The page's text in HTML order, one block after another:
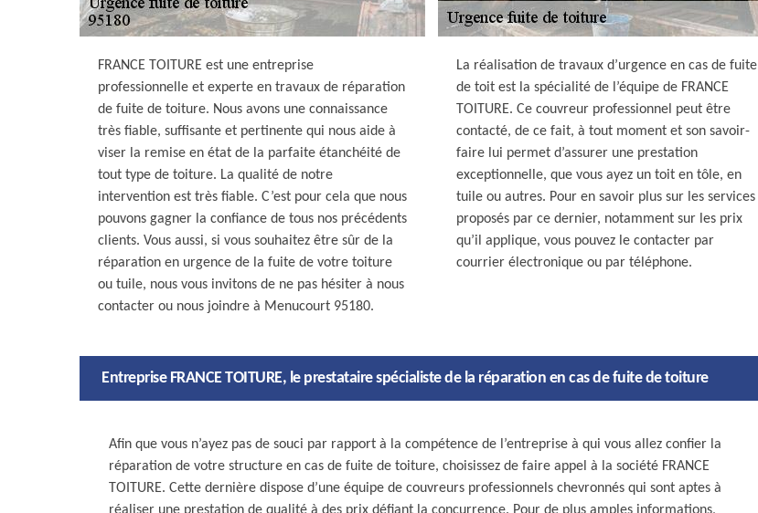
FRANCE TOITURE est une entreprise
professionnelle et experte en travaux de réparation
de fuite de toiture. Nous avons une connaissance
très fiable, suffisante et pertinente qui nous aide à
viser la remise en état de la parfaite étanchéité de
tout type de toiture. La qualité de notre
intervention est très fiable. C’est pour cela que nous
pouvons gagner la confiance de tous nos précédents
clients. Vous aussi, si vous souhaitez être sûr de la
réparation en urgence de la fuite de votre toiture
ou tuile, nous vous invitons de ne pas hésiter à nous
contacter ou nous joindre à Menucourt 95180.
La réalisation de travaux d’urgence en cas de fuite
de toit est la spécialité de l’équipe de FRANCE
TOITURE. Ce couvreur professionnel peut être
contacté, de ce fait, à tout moment et son savoir-
faire lui permet d’assurer une prestation
exceptionnelle, que vous ayez un toit en tôle, en
tuile ou autres. Pour en savoir plus sur les services
proposés par ce dernier, notamment sur les prix
qu’il applique, vous pouvez le contacter par
courrier électronique ou par téléphone.
Entreprise FRANCE TOITURE, le prestataire spécialiste de la réparation en cas de fuite de toiture
Afin que vous n’ayez pas de souci par rapport à la compétence de l’entreprise à qui vous allez confier la
réparation de votre structure en cas de fuite de toiture, choisissez de faire appel à la société FRANCE
TOITURE. Cette dernière dispose d’une équipe de couvreurs professionnels chevronnés qui sont aptes à